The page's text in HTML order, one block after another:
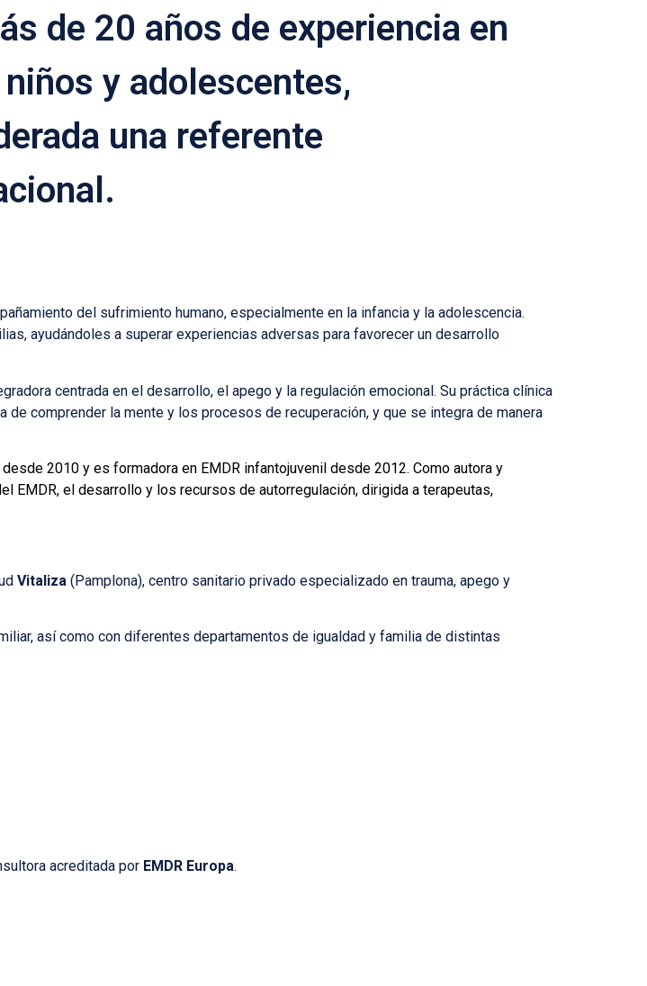
de 20 años de experiencia en
niños y adolescentes,
una referente
del sufrimiento humano, especialmente en la infancia y la adolescencia.
ayudándoles a superar experiencias adversas para favorecer un desarrollo
centrada en el desarrollo, el apego y la regulación emocional. Su práctica clínica
comprender la mente y los procesos de recuperación, y que se integra de manera
2010 y es formadora en EMDR infantojuvenil desde 2012. Como autora y
EMDR, el desarrollo y los recursos de autorregulación, dirigida a terapeutas,
Vitaliza (Pamplona), centro sanitario privado especializado en trauma, apego y
así como con diferentes departamentos de igualdad y familia de distintas
acreditada por EMDR Europa.